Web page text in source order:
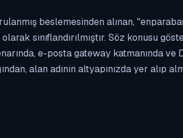
beslemesinden alınan,
sınıflandırılmıştır. Söz konusu
e-posta gateway katmanında
alan adının altyapınızda yer alıp